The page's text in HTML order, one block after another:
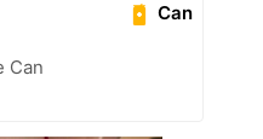
Can
Can